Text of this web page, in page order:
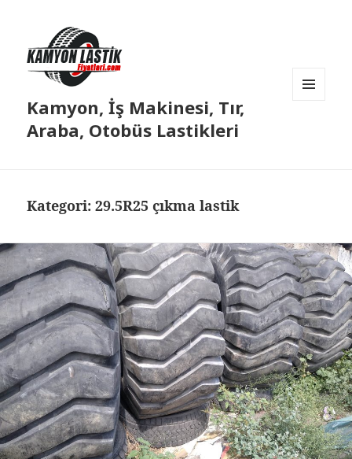
Kamyon, İş Makinesi, Tır,
Araba, Otobüs Lastikleri
Kategori:29.5R25 çıkma lastik